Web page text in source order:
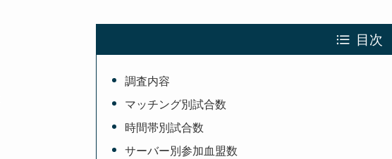
目次
調査内容
マッチング別試合数
時間帯別試合数
サーバー別参加血盟数